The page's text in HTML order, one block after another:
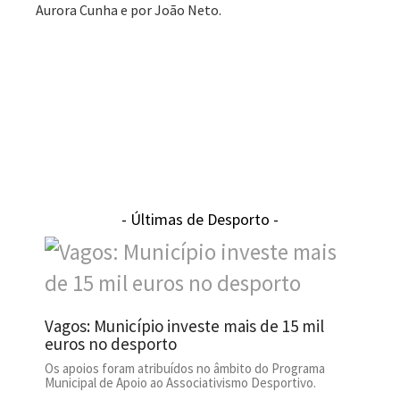
Aurora Cunha e por João Neto.
- Últimas de Desporto -
Vagos: Município investe mais de 15 mil
euros no desporto
Os apoios foram atribuídos no âmbito do Programa
Municipal de Apoio ao Associativismo Desportivo.